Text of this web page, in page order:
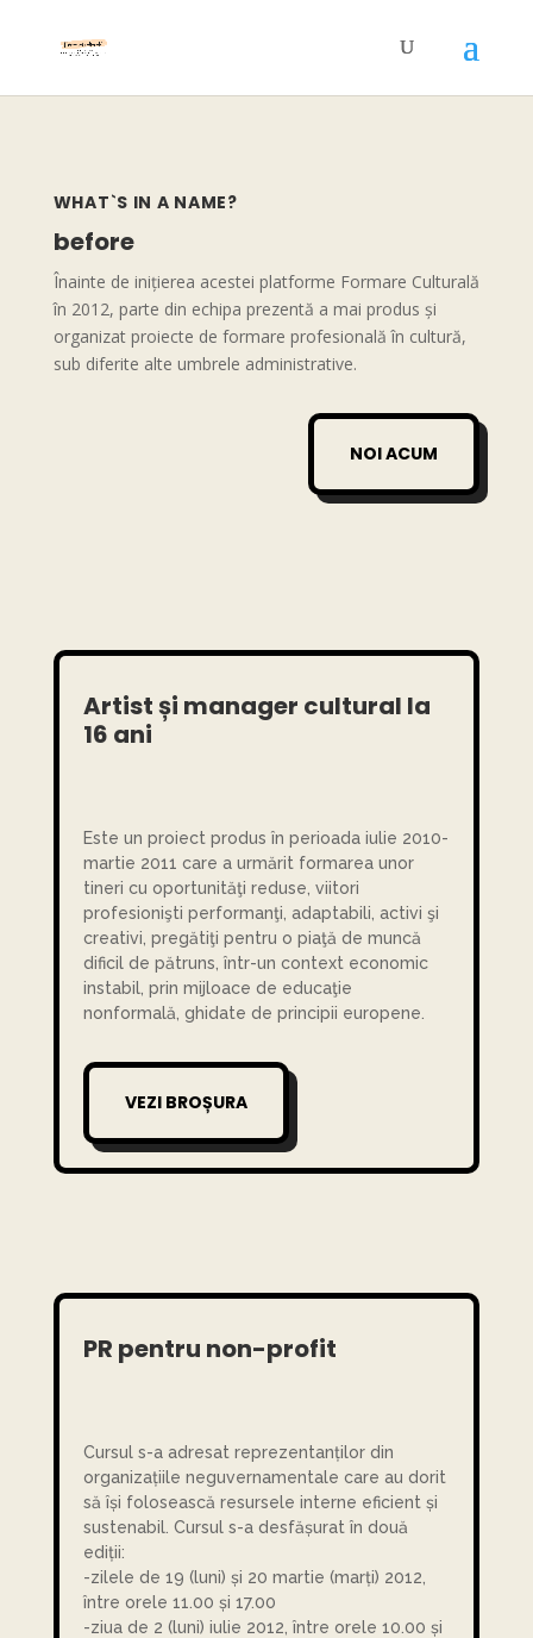
WHAT`S IN A NAME?
before
Înainte de inițierea acestei platforme Formare Culturală
în 2012, parte din echipa prezentă a mai produs și
organizat proiecte de formare profesională în cultură,
sub diferite alte umbrele administrative.
NOI ACUM
Artist și manager cultural la
16 ani
Este un proiect produs în perioada iulie 2010-
martie 2011 care a urmărit formarea unor
tineri cu oportunităţi reduse, viitori
profesionişti performanţi, adaptabili, activi şi
creativi, pregătiţi pentru o piaţă de muncă
dificil de pătruns, într-un context economic
instabil, prin mijloace de educaţie
nonformală, ghidate de principii europene.
VEZI BROȘURA
PR pentru non-profit
Cursul s-a adresat reprezentanților din
organizațiile neguvernamentale care au dorit
să își folosească resursele interne eficient și
sustenabil. Cursul s-a desfășurat în două
ediții:
-zilele de 19 (luni) și 20 martie (marți) 2012,
între orele 11.00 și 17.00
-ziua de 2 (luni) iulie 2012, între orele 10.00 și